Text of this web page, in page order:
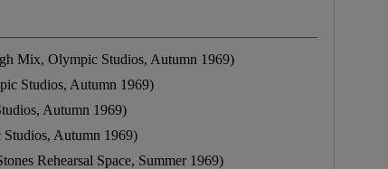
Mix, Olympic Studios, Autumn 1969)
Studios, Autumn 1969)
Autumn 1969)
Autumn 1969)
Rehearsal Space, Summer 1969)